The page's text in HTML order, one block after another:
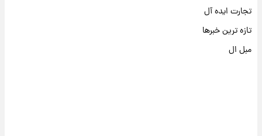
تجارت ایده آل
تازه ترین خبرها
مبل ال